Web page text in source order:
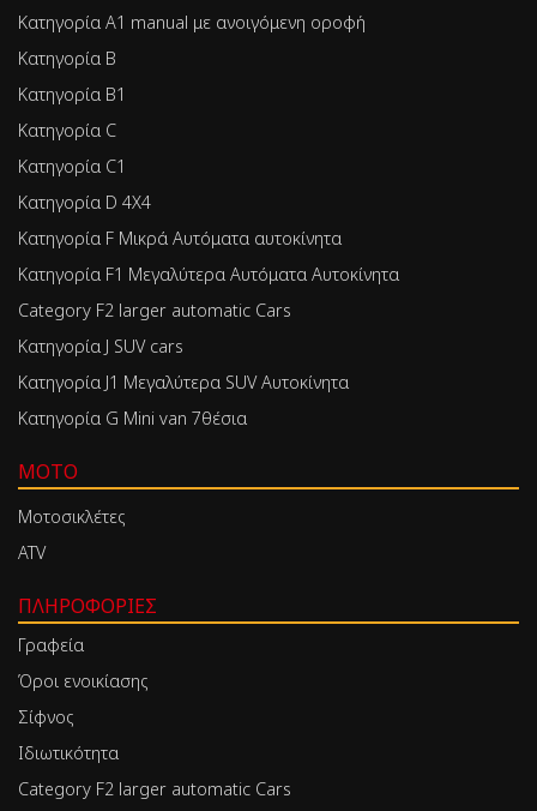
Κατηγορία Α1 manual με ανοιγόμενη οροφή
Κατηγορία Β
Κατηγορία Β1
Κατηγορία C
Κατηγορία C1
Κατηγορία D 4X4
Κατηγορία F Μικρά Αυτόματα αυτοκίνητα
Κατηγορία F1 Μεγαλύτερα Αυτόματα Αυτοκίνητα
Category F2 larger automatic Cars
Κατηγορία J SUV cars
Κατηγορία J1 Μεγαλύτερα SUV Αυτοκίνητα
Κατηγορία G Mini van 7θέσια
MOTO
Μοτοσικλέτες
ATV
ΠΛΗΡΟΦΟΡΊΕΣ
Γραφεία
Όροι ενοικίασης
Σίφνος
Ιδιωτικότητα
Category F2 larger automatic Cars